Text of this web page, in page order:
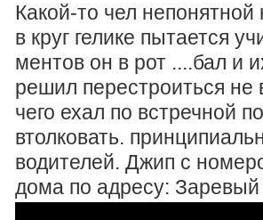
Какой-то чел
в круг гелике пытается
ментов он в рот ....бал и
решил перестроиться не
чего ехал по встречной
втолковать.
водителей. Джип с
дома по адресу: Заревый